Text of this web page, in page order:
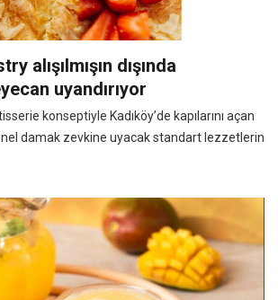
alışılmışın dışında
uyandırıyor
konseptiyle Kadıköy’de kapılarını açan
damak zevkine uyacak standart lezzetlerin